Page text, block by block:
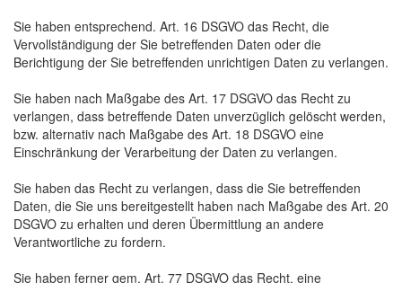
Sie haben entsprechend. Art. 16 DSGVO das Recht, die
Vervollständigung der Sie betreffenden Daten oder die
Berichtigung der Sie betreffenden unrichtigen Daten zu verlangen.
Sie haben nach Maßgabe des Art. 17 DSGVO das Recht zu
verlangen, dass betreffende Daten unverzüglich gelöscht werden,
bzw. alternativ nach Maßgabe des Art. 18 DSGVO eine
Einschränkung der Verarbeitung der Daten zu verlangen.
Sie haben das Recht zu verlangen, dass die Sie betreffenden
Daten, die Sie uns bereitgestellt haben nach Maßgabe des Art. 20
DSGVO zu erhalten und deren Übermittlung an andere
Verantwortliche zu fordern.
Sie haben ferner gem. Art. 77 DSGVO das Recht, eine